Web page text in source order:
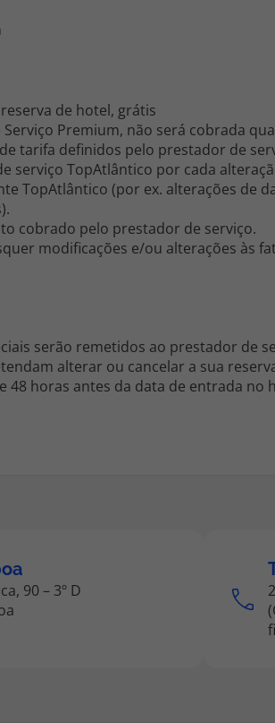
de hotel, grátis
Premium, não será cobrada
tarifa definidos pelo prestador de
serviço TopAtlântico por cada
TopAtlântico (por ex. alterações de
cobrado pelo prestador de serviço.
modificações e/ou alterações às
serão remetidos ao prestador de
alterar ou cancelar a sua
48 horas antes da data de entrada
90 – 3º D